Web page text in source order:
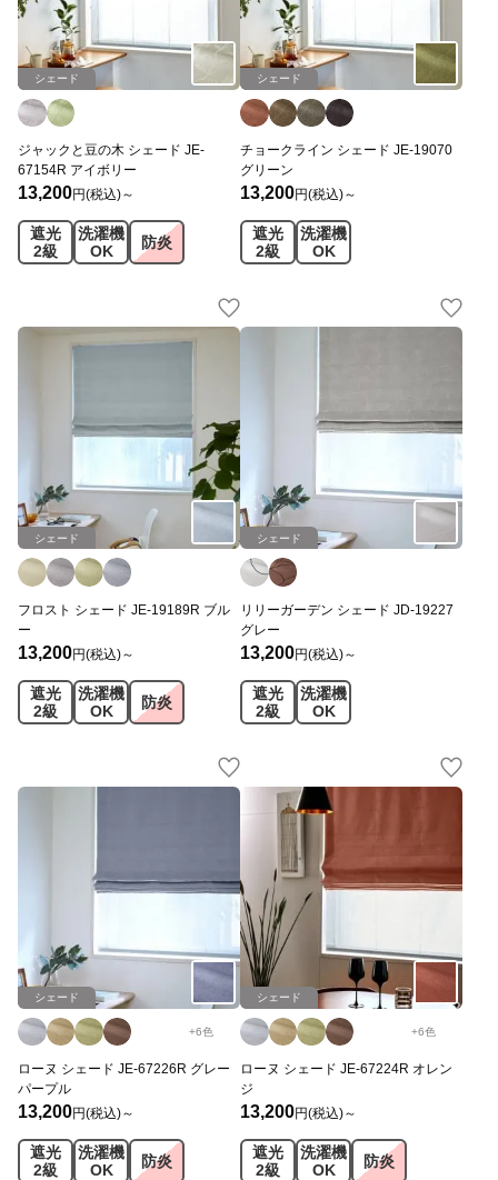
シェード
ジャックと豆の木 シェード JE-
67154R アイボリー
13,200円(税込)～
遮光
2級
洗濯機
OK
防炎
シェード
チョークライン シェード JE-19070
グリーン
13,200円(税込)～
遮光
2級
洗濯機
OK
シェード
フロスト シェード JE-19189R ブル
ー
13,200円(税込)～
遮光
2級
洗濯機
OK
防炎
シェード
リリーガーデン シェード JD-19227
グレー
13,200円(税込)～
遮光
2級
洗濯機
OK
シェード
+6色
ローヌ シェード JE-67226R グレー
パープル
13,200円(税込)～
遮光
2級
洗濯機
OK
防炎
シェード
+6色
ローヌ シェード JE-67224R オレン
ジ
13,200円(税込)～
遮光
2級
洗濯機
OK
防炎